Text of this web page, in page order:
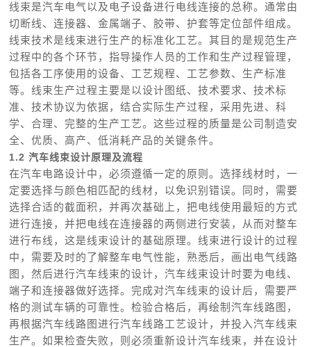
线束是汽车电气以及电子设备进行电线连接的总称。通常由
切断线、连接器、金属端子、胶带、护套等定位部件组成。
线束技术是线束进行生产的标准化工艺。其目的是规范生产
过程中的各个环节，指导操作人员的工作和生产过程管理，
包括各工序使用的设备、工艺规程、工艺参数、 生产标准
等。线束生产过程主要是以设计图纸、技术要求、技术标
准、技术协议为依据，结合实际生产过程，采用先进、科
学、合理、完整的生产工艺。这些过程的质量是公司制造安
全、优质、高产、低消耗产品的关键条件。
1.2 汽车线束设计原理及流程
在汽车电路设计中，必须遵循一定的原则。选择线材时，一
定要选择与颜色相匹配的线材，以免识别错误。同时，需要
选择合适的截面积，并再次基础上，把电线使用最短的方式
进行连接，并把电线在连接器的两侧进行安装，从而对整车
进行布线，这是线束设计的基础原理。线束进行设计的过程
中，需要及时的了解整车电气性能，熟悉后，画出电气线路
图，然后进行汽车线束的设计，汽车线束设计时要为电线、
端子和连接器做好选择。完成对汽车线束的设计后，需要严
格的测试车辆的可靠性。检验合格后，再绘制汽车线路图，
再根据汽车线路图进行汽车线路工艺设计，并投入汽车线束
生产。如果检查失败，则必须重新设计汽车线束，并在设计